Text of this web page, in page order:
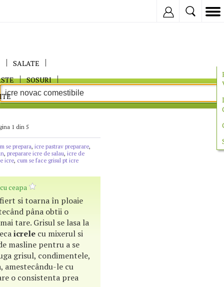
SALATE
SOSURI
1 din 5
se prepara, icre pastrav preparare,
, preparare icre de salau, icre de
icre, cum se face grisul pt icre
ceapa
si toarna în ploaie
pâna obtii o
tare. Grisul se lasa la
icrele cu mixerul si
masline pentru a se
grisul, condimentele,
amestecându-le cu
o consistenta prea